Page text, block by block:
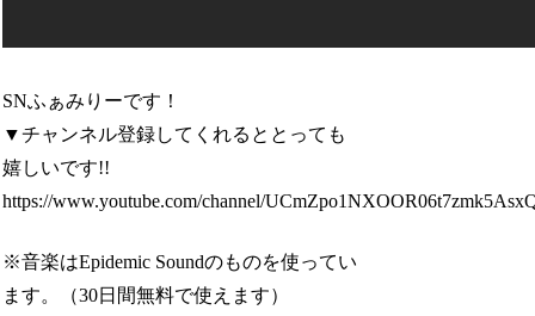
SNふぁみりーです！
▼チャンネル登録してくれるととっても
嬉しいです!!
https://www.youtube.com/channel/
※音楽はEpidemic Soundのものを使ってい
ます。（30日間無料で使えます）